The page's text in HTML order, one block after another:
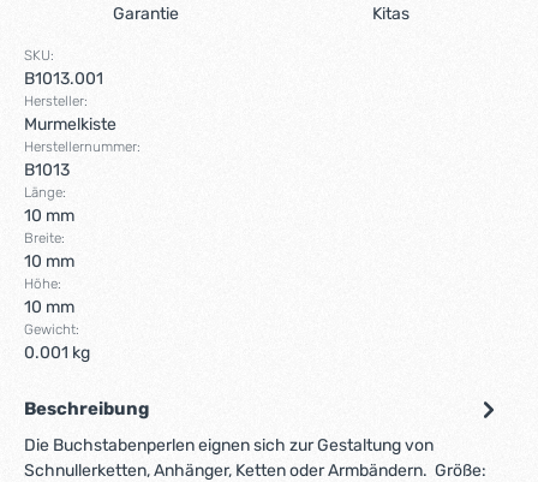
Garantie
Kitas
SKU:
B1013.001
Hersteller:
Murmelkiste
Herstellernummer:
B1013
Länge:
10 mm
Breite:
10 mm
Höhe:
10 mm
Gewicht:
0.001 kg
Beschreibung
Die Buchstabenperlen eignen sich zur Gestaltung von
Schnullerketten, Anhänger, Ketten oder Armbändern. Größe: